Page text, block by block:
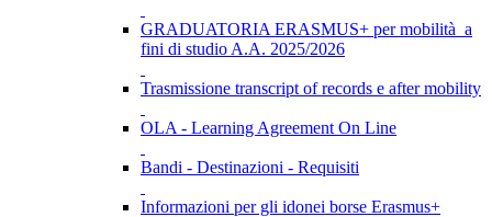
GRADUATORIA ERASMUS+ per mobilità a
fini di studio A.A. 2025/2026
Trasmissione transcript of records e after mobility
OLA - Learning Agreement On Line
Bandi - Destinazioni - Requisiti
Informazioni per gli idonei borse Erasmus+